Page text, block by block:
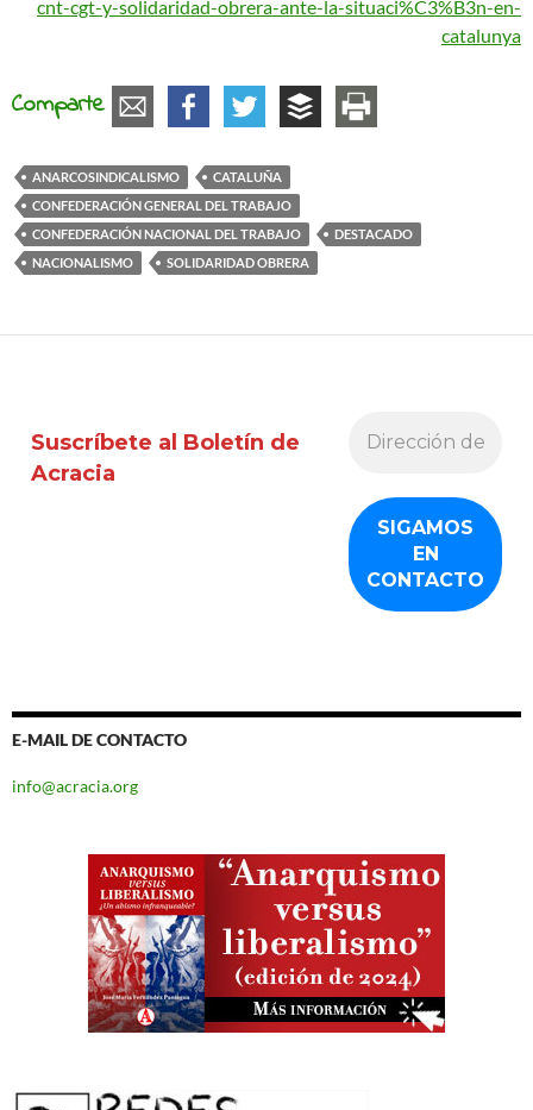
cnt-cgt-y-solidaridad-obrera-ante-la-situaci%C3%B3n-en-
catalunya
Comparte
ANARCOSINDICALISMO
CATALUÑA
CONFEDERACIÓN GENERAL DEL TRABAJO
CONFEDERACIÓN NACIONAL DEL TRABAJO
DESTACADO
NACIONALISMO
SOLIDARIDAD OBRERA
Suscríbete al Boletín de
Acracia
E-MAIL DE CONTACTO
info@acracia.org